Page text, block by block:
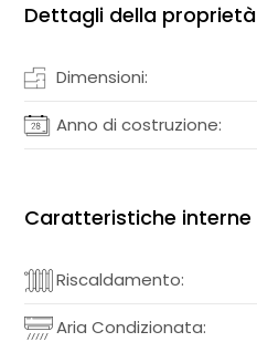
Dettagli della proprietà
Dimensioni:
Anno di costruzione:
Caratteristiche interne
Riscaldamento:
Aria Condizionata: